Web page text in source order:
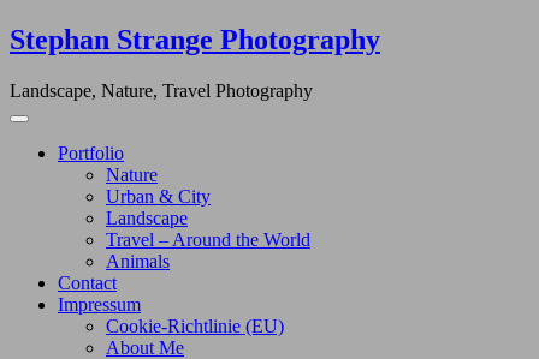
Skip
to
Stephan Strange Photography
Landscape, Nature, Travel Photography
Portfolio
Nature
Urban & City
Landscape
Travel – Around the World
Animals
Contact
Impressum
Cookie-Richtlinie (EU)
About Me